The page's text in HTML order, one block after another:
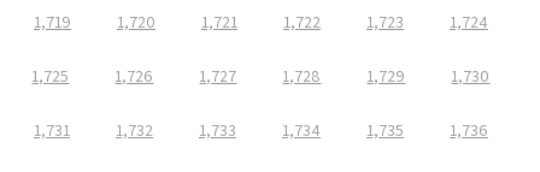
1,719 1,720 1,721 1,722 1,723 1,724
1,725 1,726 1,727 1,728 1,729 1,730
1,731 1,732 1,733 1,734 1,735 1,736